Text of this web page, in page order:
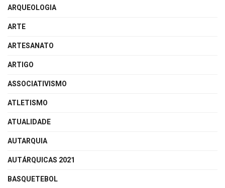
ARQUEOLOGIA
ARTE
ARTESANATO
ARTIGO
ASSOCIATIVISMO
ATLETISMO
ATUALIDADE
AUTARQUIA
AUTÁRQUICAS 2021
BASQUETEBOL